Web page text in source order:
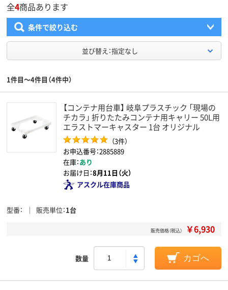
全4商品あります
条件で絞り込む
並び替え：指定なし
1件目～4件目（4件中）
【コンテナ用台車】 岐阜プラスチック 「現場の
チカラ」 折りたたみコンテナ用キャリー 50L用
エラストマーキャスター 1台 オリジナル
（3件）
お申込番号：2885889
在庫：あり
お届け日：8月11日（火）
アスクル在庫商品
型番 販売単位 1台
販売価格（税込） ￥6,930
数量 カゴへ